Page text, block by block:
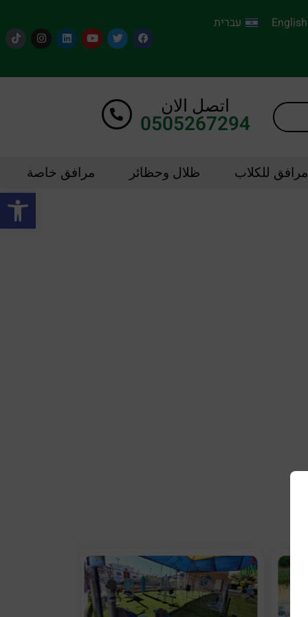
English
עברית
اتصل الان
0505267294
مرافق للكلاب ظلال وحظائر مرافق خاصة